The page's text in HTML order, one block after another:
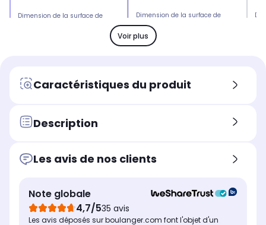
Dimension de la surface de
Energie
Electrique
Oui
250°C
Non connu
Nombre de plaques
Dimension de la surface de
cuisson
-
Energie
Electrique
-
Nombre de plaques
Voir plus
Caractéristiques du produit
Description
Les avis de nos clients
Note globale
4,7/535 avis
Les avis déposés sur boulanger.com font l'objet d'un